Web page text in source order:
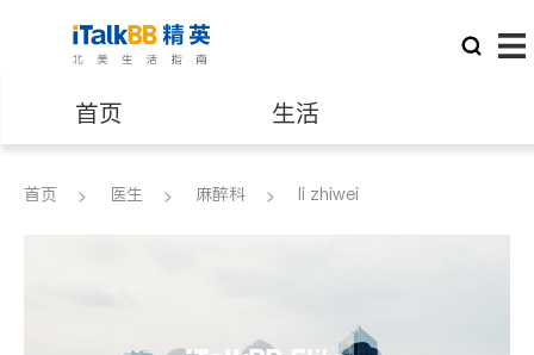
首页 生活
医生 律师
首页 医生 麻醉科 li zhiwei